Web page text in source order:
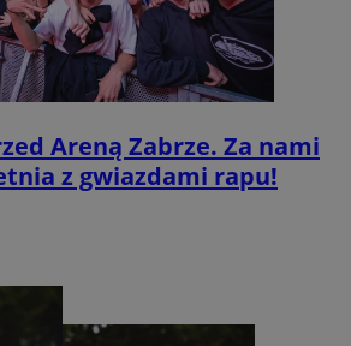
Areną Zabrze. Za nami
z gwiazdami rapu!